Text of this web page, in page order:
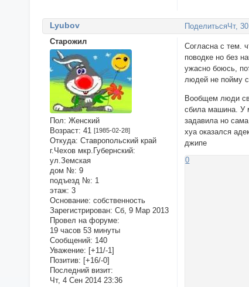
ПоделитьсяЧт,
Lyubov
Старожил
Пол: Женский
Возраст: 41 [1985-02-28]
Откуда: Ставропольский край
г.Чехов мкр.Губернский:
ул.Земская
дом №: 9
подъезд №: 1
этаж: 3
Основание: собственность
Зарегистрирован: Сб, 9 Мар 2013
Провел на форуме:
19 часов 53 минуты
Сообщений: 140
Уважение: [+11/-1]
Позитив: [+16/-0]
Последний визит:
Чт, 4 Сен 2014 23:36
Согласна с тем.
поводке но без
ужасно боюсь,
людей не пойму с
Вообщем люди
сбила машина. У
задавила но
хуа оказался
джипе
0